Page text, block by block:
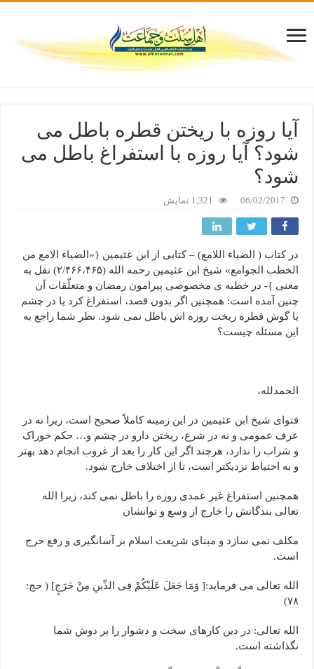
آیا روزه با ریختن قطره باطل می
شود؟ آیا روزه با استفراغ باطل می
شود؟
06/02/2017 1,321 نمایش
در کتاب ( الضیاء اللامع) – کتابی از ابن عثیمین {«الضیاء الامع من
الخطب الجوامع» شیخ ابن عثیمین رحمه الله (۲/۴۶۶،۴۶۵) نقل به
معنی }- در خطبه ی مخصوصی پیرامون رمضان و متعلّقات آن
چنین آمده است: همچنین اگر بدون قصد، استفراغ کرد یا در چشم
یا گوش قطره ریخت روزه اش باطل نمی شود. نظر شما راجع به
این مسئله چیست؟
الحمدلله،
فتوای شیخ ابن عثیمین در این زمینه کاملاً صحیح است، زیرا نه در
عرف عمومی و نه در شرع، ریختن دارو در چشم و… حکم خوراک
و شراب را ندارد، هرچند اگر این کار را بعد از غروب انجام دهد بهتر
و به احتیاط نزدیکتر است، تا از اختلاف خارج شود.
همچنین استفراغ غیر عمدی روزه را باطل نمی کند، زیرا الله
تعالی بندگانش را خارج از وسع و توانشان
مکلف نمی سازد و مبنای شریعت اسلام بر آسانگیری و رفع حرج
است.
الله تعالی می فرماید:[ وَمَا جَعَلَ عَلَیْکُمْ فِی الدِّینِ مِنْ حَرَجٍ] ( حج:
۷۸)
الله تعالی: در دین کارهای سخت و دشوار را بر دوش شما
نگذاشته است.